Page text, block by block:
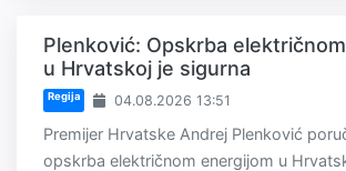
Plenković: Opskrba
u Hrvatskoj je sigurna
Regija 04.08.2026 13:51
Premijer Hrvatske Andrej Plenković
opskrba električnom energijom u